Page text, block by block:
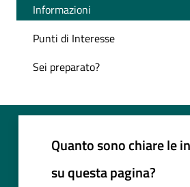
Informazioni
Punti di Interesse
Sei preparato?
Quanto sono chiare le
su questa pagina?